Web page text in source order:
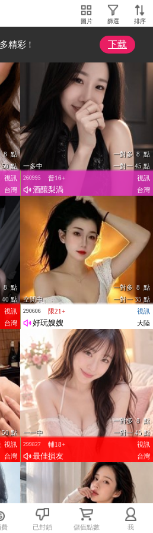
圖片 篩選 排序
精彩 ! 下载
8 點
50 點
視訊
台灣
一多中
一對多 8 點
一對一 45 點
普16+
視訊
260995
酒釀梨渦 台灣
8 點
40 點
視訊
台灣
空閒中
一對多 8 點
一對一 35 點
限21+
視訊
290606
好玩嫂嫂 大陸
50 點
視訊
台灣
一一中
一對多 8 點
一對一 45 點
輔18+
視訊
299827
最佳損友 台灣
費 已封鎖 儲值點數 我